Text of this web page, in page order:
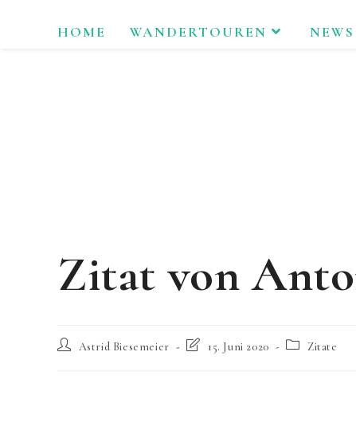
HOME WANDERTOUREN
Zitat von
Beitrags-Astrid Biesemeier
Beitrag15. Juni 2020
Beitrags-
Zitate